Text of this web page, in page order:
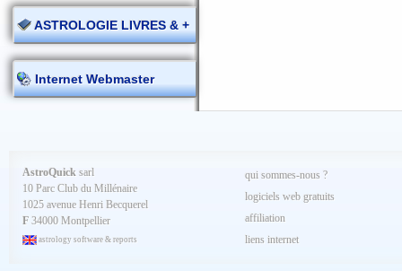
ASTROLOGIE LIVRES & +
Internet Webmaster
AstroQuick sarl
10 Parc Club du Millénaire
1025 avenue Henri Becquerel
F 34000 Montpellier
astrology software & reports
qui sommes-nous ?
logiciels web gratuits
affiliation
liens internet